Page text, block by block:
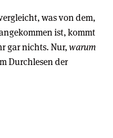
was von dem,
ist, kommt
gar nichts. Nur, warum
Durchlesen der